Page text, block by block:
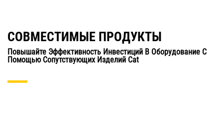
СОВМЕСТИМЫЕ ПРОДУКТЫ
Повышайте Эффективность Инвестиций В Оборудование С
Помощью Сопутствующих Изделий Cat